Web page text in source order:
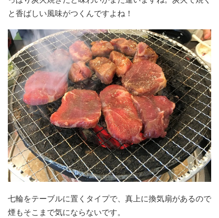
と香ばしい風味がつくんですよね！
七輪をテーブルに置くタイプで、真上に換気扇があるので
煙もそこまで気にならないです。